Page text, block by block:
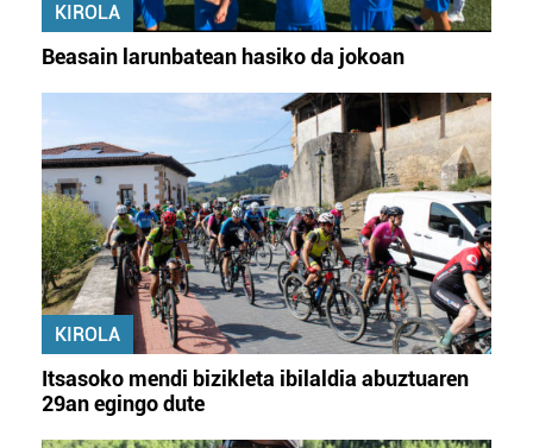
KIROLA
Beasain larunbatean hasiko da jokoan
KIROLA
Itsasoko mendi bizikleta ibilaldia abuztuaren
29an egingo dute